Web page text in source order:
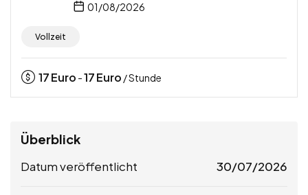
01/08/2026
Vollzeit
17Euro -17Euro / Stunde
Überblick
Datum veröffentlicht 30/07/2026